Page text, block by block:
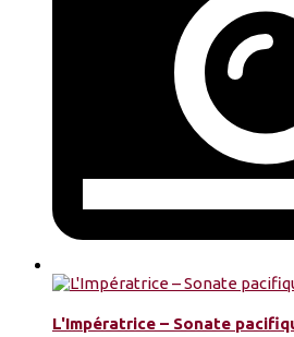
L'Impératrice – Sonate